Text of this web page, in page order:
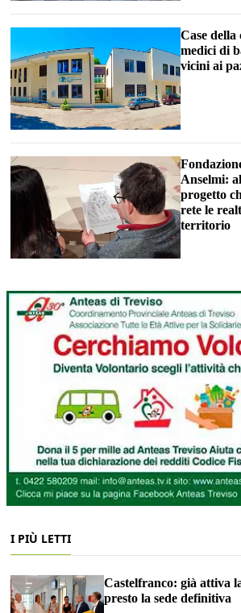
Case della
medici di
vicini ai
Anselmi:
progetto
rete le
territorio
I PIÙ LETTI
Castelfranco: già attiva
presto la sede definitiva